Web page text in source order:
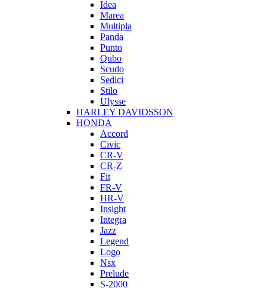
Idea
Marea
Multipla
Panda
Punto
Qubo
Scudo
Sedici
Stilo
Ulysse
HARLEY DAVIDSSON
HONDA
Accord
Civic
CR-V
CR-Z
Fit
FR-V
HR-V
Insight
Integra
Jazz
Legend
Logo
Nsx
Prelude
S-2000